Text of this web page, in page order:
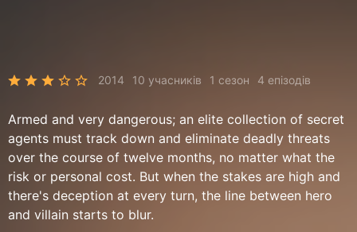
2014 10 учасників 1 сезон 4 епізодів
Armed and very dangerous; an elite collection of secret
agents must track down and eliminate deadly threats
over the course of twelve months, no matter what the
risk or personal cost. But when the stakes are high and
there's deception at every turn, the line between hero
and villain starts to blur.